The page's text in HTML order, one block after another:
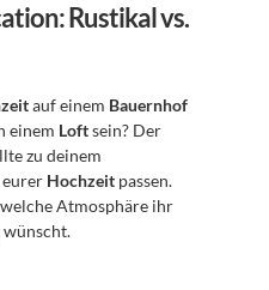
Rustikal vs.
auf einem Bauernhof
einem Loft
zu deinem
eurer Hochzeit passen.
Atmosphäre ihr
wünscht.